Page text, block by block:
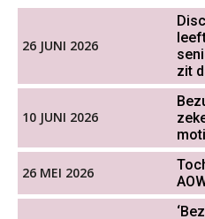
26 JUNI 2026
zit
10 JUNI 2026
26 MEI 2026
Wie
OKT
Cursus
MOCuitgevers
OKT
MOCuitgevers
07
MOCuitgevers